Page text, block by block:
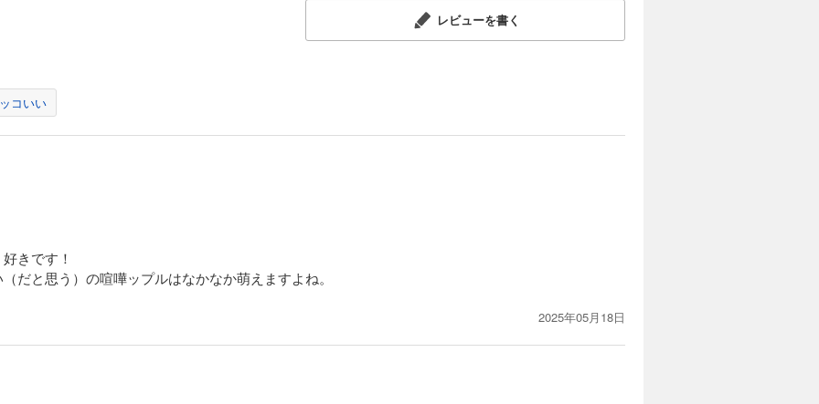
レビューを書く
コいい
きです！
だと思う）の喧嘩ップルはなかなか萌えますよね。
2025年05月18日